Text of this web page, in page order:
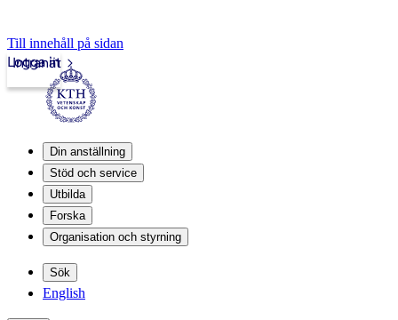
Till innehåll på sidan
Intranät
Logga in
Din anställning
Stöd och service
Utbilda
Forska
Organisation och styrning
Sök
English